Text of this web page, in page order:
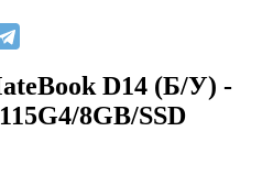
D14 (Б/У) -
8GB/SSD